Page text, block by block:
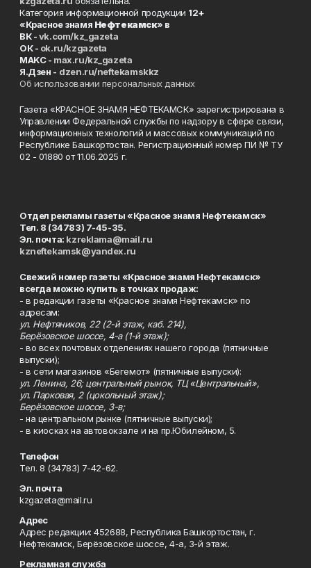
Категория информационной продукции 12+
«Красное знамя Нефтекамск» в
ВК -vk.com/kz_gazeta
ОК - ok.ru/kzgazeta
MAKC - max.ru/kz_gazeta
Я.Дзен - dzen.ru/neftekamskkz
Об использовании персональных данных
Газета «КРАСНОЕ ЗНАМЯ НЕФТЕКАМСК» зарегистрирована в
Управлении Федеральной службы по надзору в сфере связи,
информационных технологий и массовых коммуникаций по
Республике Башкортостан. Регистрационный номер ПИ № ТУ
02 - 01880 от 11.06.2025 г.
Отдел рекламы газеты «Красное знамя Нефтекамск»
Тел. 8 (34783) 7-45-35.
Эл. почта: kzreklama@mail.ru
kzneftekamsk@yandex.ru
Свежий номер газеты «Красное знамя Нефтекамск»
всегда можно купить в точках продаж:
- в редакции газеты «Красное знамя Нефтекамск» по
адресам:
ул. Нефтяников, 22 (2-й этаж, каб. 214),
Берёзовское шоссе, 4-а (1-й этаж);
- во всех почтовых отделениях нашего города (пятничные
выпуски);
- в сети магазинов «Бегемот» (пятничные выпуски):
ул. Ленина, 26; центральный рынок, ТЦ «Центральный»,
ул. Парковая, 2 (цокольный этаж);
Берёзовское шоссе, 3-в;
- на центральном рынке (пятничные выпуски);
- в киосках на автовокзале и на пр.Юбилейном, 5.
Телефон
Тел. 8 (34783) 7-42-62.
Эл. почта
kzgazeta@mail.ru
Адрес
Адрес редакции: 452688, Республика Башкортостан, г.
Нефтекамск, Берёзовское шоссе, 4-а, 3-й этаж.
Рекламная служба